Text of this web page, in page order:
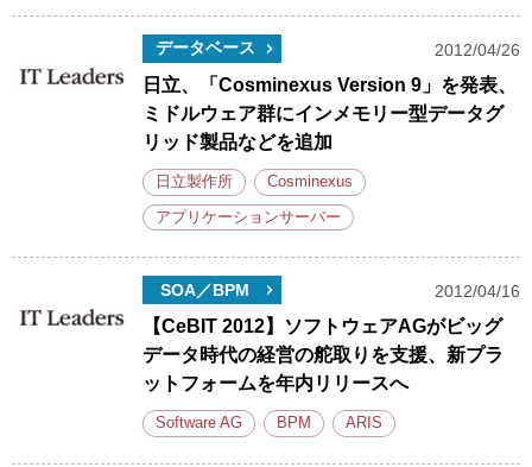
データベース 2012/04/26
日立、「Cosminexus Version 9」を発表、
ミドルウェア群にインメモリー型データグ
リッド製品などを追加
日立製作所 Cosminexus
アプリケーションサーバー
SOA／BPM 2012/04/16
【CeBIT 2012】ソフトウェアAGがビッグ
データ時代の経営の舵取りを支援、新プラ
ットフォームを年内リリースへ
Software AG BPM ARIS